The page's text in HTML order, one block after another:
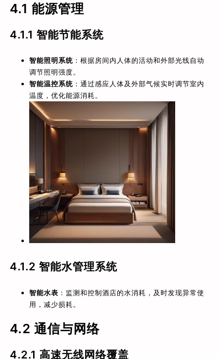
4.1 能源管理
4.1.1 智能节能系统
智能照明系统 ：根据房间内人体的活动和外部光线自动
调节照明强度。
智能温控系统 ：通过感应人体及外部气候实时调节室内
温度，优化能源消耗。
4.1.2 智能水管理系统
智能水表 ：监测和控制酒店的水消耗，及时发现异常使
用，减少损耗。
4.2 通信与网络
4.2.1 高速无线网络覆盖